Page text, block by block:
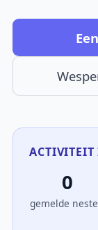
0
gemelde